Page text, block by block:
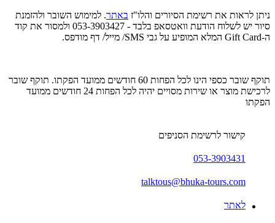
ניתן לראות את רשימת הסיורים והלו"ז באתר. למימוש השובר ולהזמנת
סיור יש לשלוח הודעת וואטסאפ בלבד -
053-3903427 ולמסור את קוד
ה-Gift Card המלא המופיע על גבי SMS/ מייל/ דף מודפס.
תוקף שובר כספי הינו לכל הפחות 60 חודשים ממועד הפקתו. תוקף שובר
לרכישת מוצר או שירות מסויים יהיה לכל הפחות 24 חודשים ממועד
הפקתו
קישור לרשימת הסניפים
053-3903431
talktous@bhuka-tours.com
לאתר